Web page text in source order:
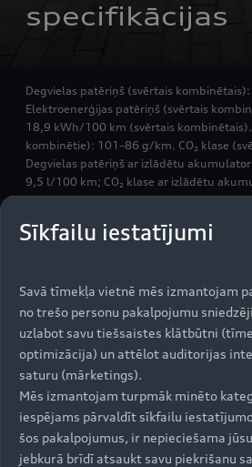
specifikācijas
Degvielas patēriņš (svērtais
Elektroenerģijas patēriņš (svērtais
18,9 kWh/100 km (svērtais kombinētais).
kombinētie): 101–86 g/km. CO₂ klase
Degvielas patēriņš ar izlādētu
9,5 l/100 km; CO₂ klase ar izlādētu
apvienojums.
Audi Q8 SUV e-hybrid apvieno
dizainu un apvidus auto
Sportiska āriene un mājīgs
Sīkfailu iestatījumi
Savā tīmekļa vietnē mēs izmantojam
no trešo personu pakalpojumu
uzlabot savu tiešsaistes klātbūtni
optimizācija) un attēlot auditorijas
saturu (mārketings).
Mēs izmantojam turpmāk minēto
iespējams pārvaldīt sīkfailu
šos pakalpojumus, ir nepieciešama
jebkurā brīdī atsaukt savu piekrišanu